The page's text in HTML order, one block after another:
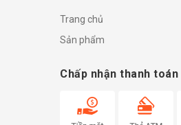
Trang chủ
Sản phẩm
Chấp nhận thanh toán